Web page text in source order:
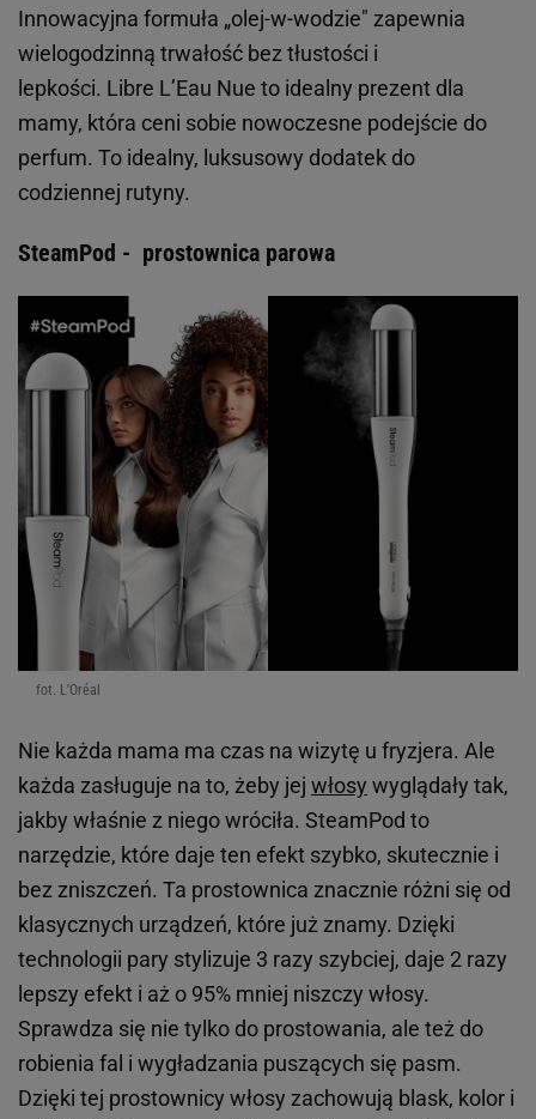
Innowacyjna formuła „olej-w-wodzie" zapewnia
wielogodzinną trwałość bez tłustości i
lepkości. Libre L’Eau Nue to idealny prezent dla
mamy, która ceni sobie nowoczesne podejście do
perfum. To idealny, luksusowy dodatek do
codziennej rutyny.
SteamPod - prostownica parowa
fot. L'Oréal
Nie każda mama ma czas na wizytę u fryzjera. Ale
każda zasługuje na to, żeby jej włosy wyglądały tak,
jakby właśnie z niego wróciła. SteamPod to
narzędzie, które daje ten efekt szybko, skutecznie i
bez zniszczeń. Ta prostownica znacznie różni się od
klasycznych urządzeń, które już znamy. Dzięki
technologii pary stylizuje 3 razy szybciej, daje 2 razy
lepszy efekt i aż o 95% mniej niszczy włosy.
Sprawdza się nie tylko do prostowania, ale też do
robienia fal i wygładzania puszących się pasm.
Dzięki tej prostownicy włosy zachowują blask, kolor i